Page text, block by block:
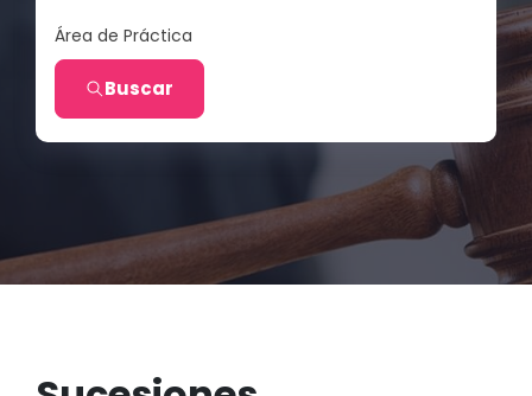
Área de Práctica
Buscar